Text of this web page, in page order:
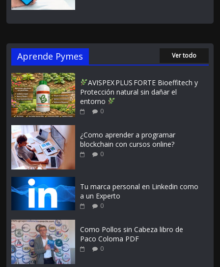
Aprende Pymes Ver todo
AVISPEX PLUS FORTE Bioeffitech y
Protección natural sin dañar el
entorno
0
¿Como aprender a programar
blockchain con cursos online?
0
Tu marca personal en Linkedin como
a un Experto
0
Como Pollos sin Cabeza libro de
Paco Coloma PDF
0